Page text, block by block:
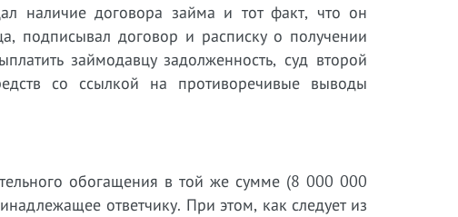
наличие договора займа и тот факт, что он
подписывал договор и расписку о получении
займодавцу задолженность, суд второй
со ссылкой на противоречивые выводы
обогащения в той же сумме (8 000 000
ответчику. При этом, как следует из